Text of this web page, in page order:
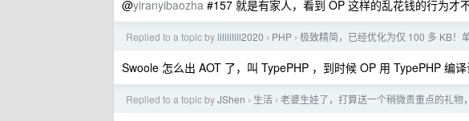
@yiranyibaozha #157 就是有家人，看到 OP 这样的乱花钱的行为才
Replied to a topic by lilililili2020 › PHP › 极致精简，已经优化为仅 100 多 KB！
Swoole 怎么出 AOT 了，叫 TypePHP ，到时候 OP 用 TypePHP 编
Replied to a topic byJShen › 生活 › 老婆生娃了，打算送一个稍微贵重点的礼物